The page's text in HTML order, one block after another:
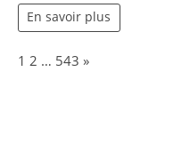
En savoir plus
Page:
1 2 … 543 Next
»